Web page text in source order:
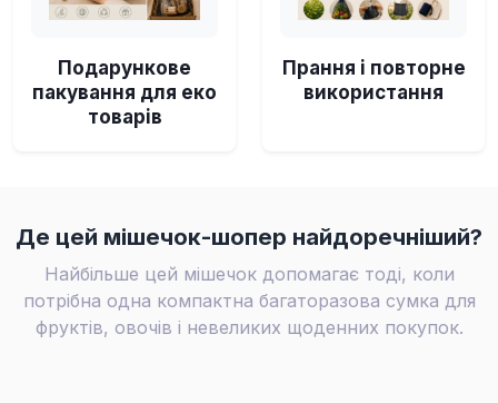
Подарункове
пакування для еко
товарів
Прання і повторне
використання
Де цей мішечок-шопер найдоречніший?
Найбільше цей мішечок допомагає тоді, коли
потрібна одна компактна багаторазова сумка для
фруктів, овочів і невеликих щоденних покупок.